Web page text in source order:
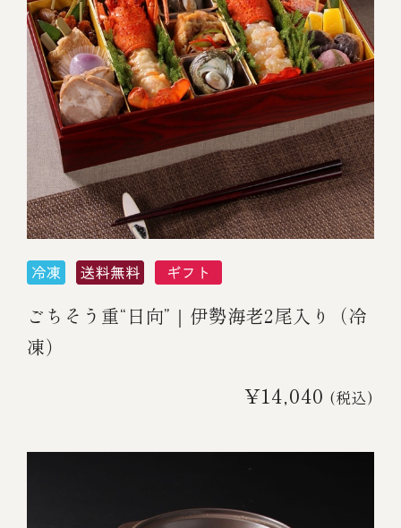
ごちそう重“日向”｜伊勢海老2尾入り（冷
凍）
¥14,040 (税込)